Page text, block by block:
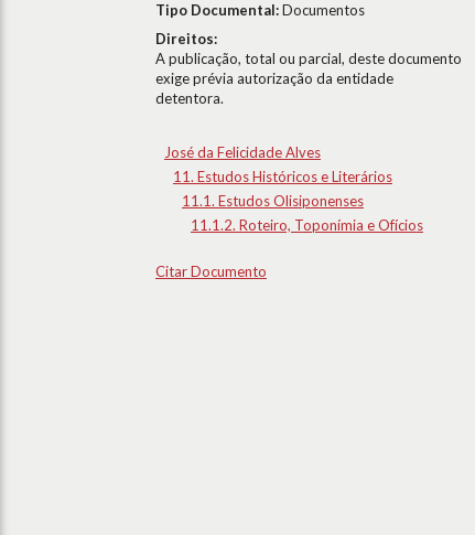
Tipo Documental:Documentos
Direitos:
A publicação, total ou parcial, deste documento
exige prévia autorização da entidade
detentora.
José da Felicidade Alves
11. Estudos Históricos e Literários
11.1. Estudos Olisiponenses
11.1.2. Roteiro, Toponímia e Ofícios
Citar Documento